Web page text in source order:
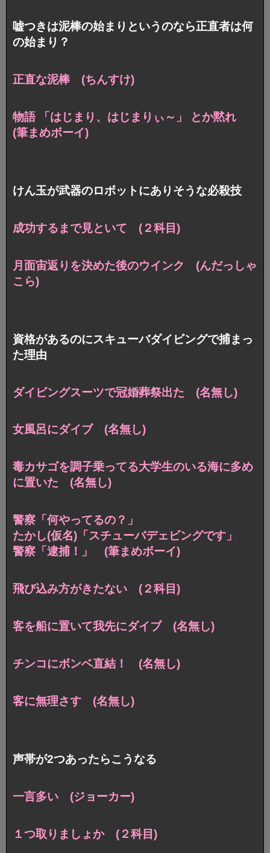
嘘つきは泥棒の始まりというのなら正直者は何
の始まり？
正直な泥棒 (ちんすけ)
物語 「はじまり、はじまりぃ～」 とか黙れ
(筆まめボーイ)
けん玉が武器のロボットにありそうな必殺技
成功するまで見といて (２科目)
月面宙返りを決めた後のウインク (んだっしゃ
こら)
資格があるのにスキューバダイビングで捕まっ
た理由
ダイビングスーツで冠婚葬祭出た (名無し)
女風呂にダイブ (名無し)
毒カサゴを調子乗ってる大学生のいる海に多め
に置いた (名無し)
警察「何やってるの？」
たかし(仮名)「スチューバデェビングです」
警察「逮捕！」 (筆まめボーイ)
飛び込み方がきたない (２科目)
客を船に置いて我先にダイブ (名無し)
チンコにボンベ直結！ (名無し)
客に無理さす (名無し)
声帯が2つあったらこうなる
一言多い (ジョーカー)
１つ取りましょか (２科目)